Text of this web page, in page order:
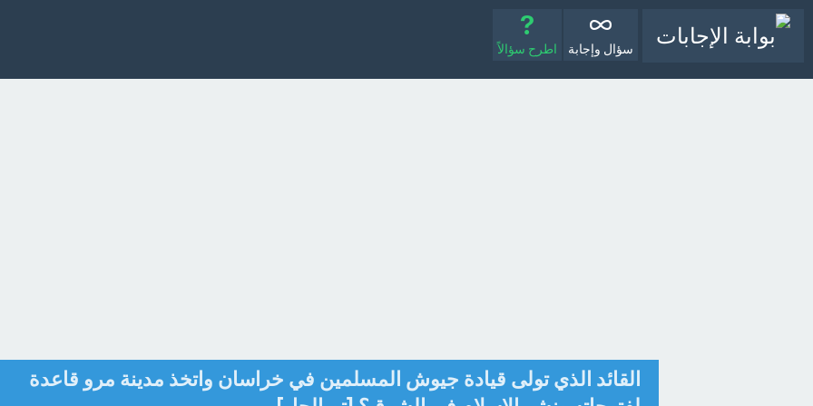
سؤال وإجابة اطرح سؤالاً
القائد الذي تولى قيادة جيوش المسلمين في خراسان واتخذ مدينة مرو قاعدة